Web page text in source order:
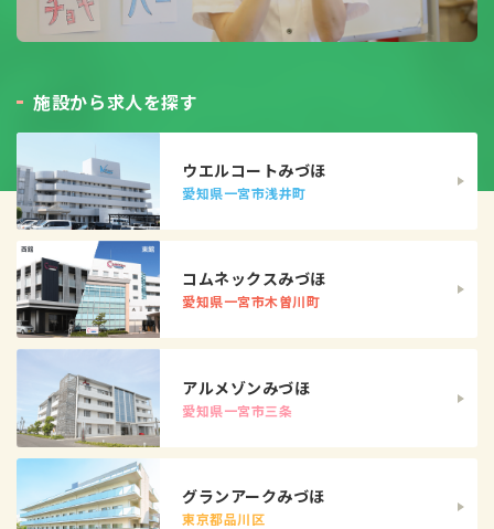
施設から求人を探す
ウエルコートみづほ
愛知県一宮市浅井町
コムネックスみづほ
愛知県一宮市木曽川町
アルメゾンみづほ
愛知県一宮市三条
グランアークみづほ
東京都品川区